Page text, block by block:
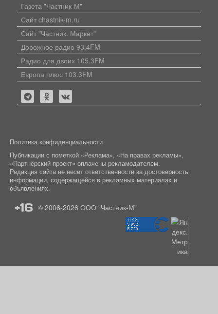
Газета "Частник-М"
Сайт chastnik-m.ru
Сайт "Частник. Маркет"
Дорожное радио 93.4FM
Радио для двоих 105.3FM
Европа плюс 103.3FM
Политика конфиденциальности
Публикации с пометкой «Реклама», «На правах рекламы»,
«Партнёрский проект» оплачены рекламодателем.
Редакция сайта не несет ответственности за достоверность
информации, содержащейся в рекламных материалах и
объявлениях.
+16 © 2006-2026 ООО "Частник-М"